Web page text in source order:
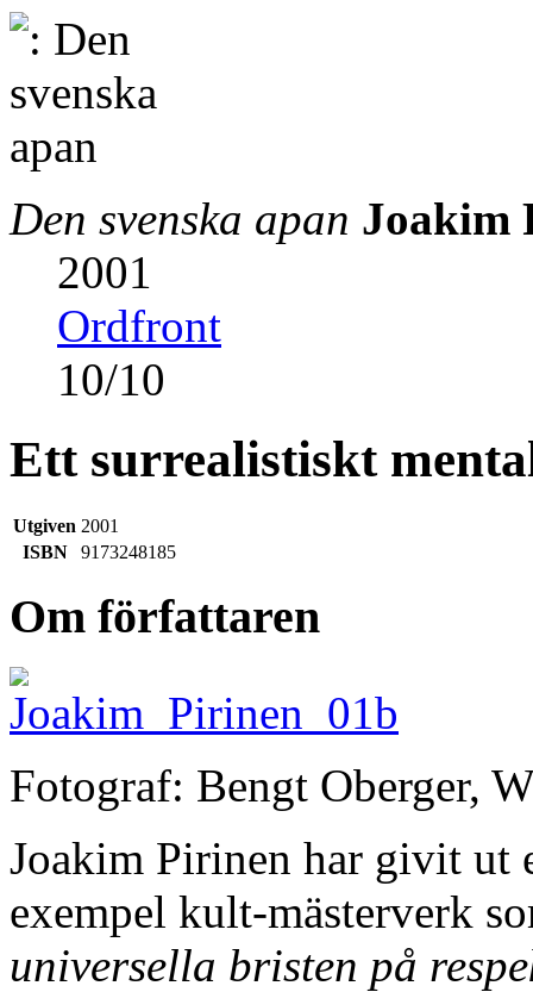
Den svenska apan Joakim
2001
Ordfront
10/10
Ett surrealistiskt
Utgiven 2001
ISBN
9173248185
Om författaren
Fotograf: Bengt Oberger,
Joakim Pirinen har givit ut
exempel kult-mästerverk
universella bristen på